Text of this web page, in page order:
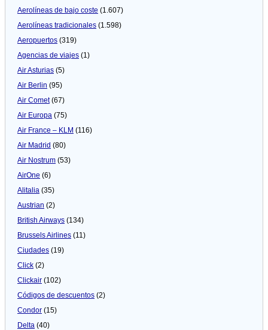
Aerolíneas de bajo coste (1.607)
Aerolíneas tradicionales (1.598)
Aeropuertos (319)
Agencias de viajes (1)
Air Asturias (5)
Air Berlin (95)
Air Comet(67)
Air Europa (75)
Air France – KLM (116)
Air Madrid (80)
Air Nostrum (53)
AirOne (6)
Alitalia (35)
Austrian (2)
British Airways (134)
Brussels Airlines (11)
Ciudades (19)
Click (2)
Clickair (102)
Códigos de descuentos (2)
Condor (15)
Delta (40)